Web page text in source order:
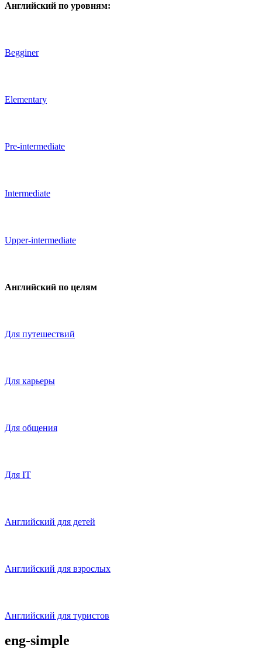
Английский по уровням:
Begginer
Elementary
Pre-intermediate
Intermediate
Upper-intermediate
Английский по целям
Для путешествий
Для карьеры
Для общения
Для IT
Английский для детей
Английский для взрослых
Английский для туристов
eng-simple